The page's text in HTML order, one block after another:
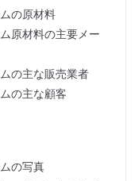
の原材料
原材料の主要メー
の主な販売業者
の主な顧客
の写真